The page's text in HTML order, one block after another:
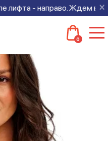
×
- направо. Ждем всех на
0